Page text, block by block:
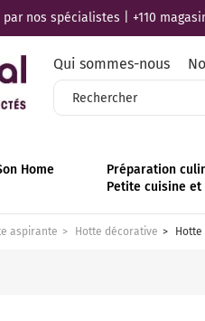
nos spécialistes | +110
Qui sommes-nous
Home
Préparation
Petite cuisine et
aspirante Hotte décorative